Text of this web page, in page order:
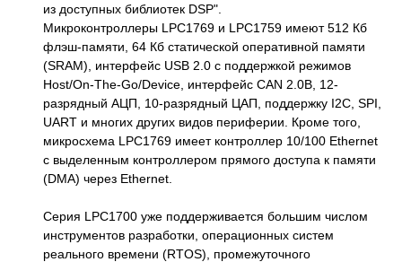
из доступных библиотек DSP".
Микроконтроллеры LPC1769 и LPC1759 имеют 512 Кб
флэш-памяти, 64 Кб статической оперативной памяти
(SRAM), интерфейс USB 2.0 с поддержкой режимов
Host/On-The-Go/Device, интерфейс CAN 2.0B, 12-
разрядный АЦП, 10-разрядный ЦАП, поддержку I2C, SPI,
UART и многих других видов периферии. Кроме того,
микросхема LPC1769 имеет контроллер 10/100 Ethernet
с выделенным контроллером прямого доступа к памяти
(DMA) через Ethernet.
Серия LPC1700 уже поддерживается большим числом
инструментов разработки, операционных систем
реального времени (RTOS), промежуточного